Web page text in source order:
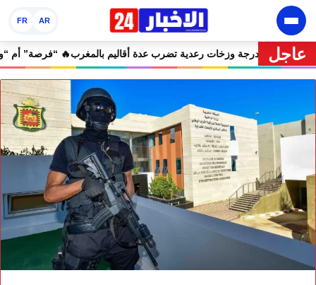
AR
FR
عاجل
موجة حر تصل إلى 47 درجة وزخات رعدية تضرب عدة أقاليم بالمغرب